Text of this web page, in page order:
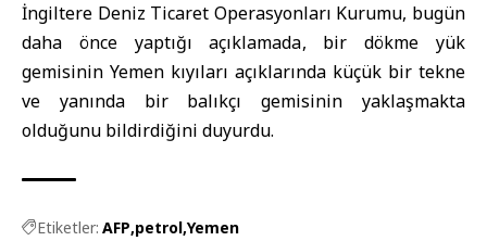
İngiltere Deniz Ticaret Operasyonları Kurumu, bugün
daha önce yaptığı açıklamada, bir dökme yük
gemisinin Yemen kıyıları açıklarında küçük bir tekne
ve yanında bir balıkçı gemisinin yaklaşmakta
olduğunu bildirdiğini duyurdu.
Etiketler: AFP petrol Yemen